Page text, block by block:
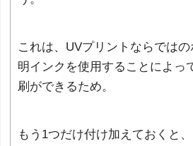
これは、UVプリントならでは
明インクを使用することによっ
刷ができるため。
もう1つだけ付け加えておくと